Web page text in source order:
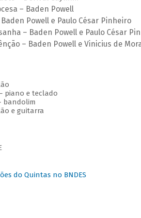
– Baden Powell
Powell e Paulo César Pinheiro
– Baden Powell e Paulo César
– Baden Powell e Vinicius de
piano e teclado
bandolim
e guitarra
do Quintas no BNDES